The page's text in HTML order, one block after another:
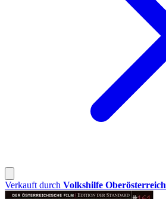
Verkauft durch Volkshilfe Oberösterreich